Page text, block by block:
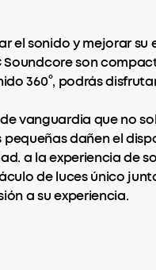
sonido y mejorar su
son
360°, podrás
vanguardia que no
dañen el
a la experiencia de
de luces único
a su experiencia.